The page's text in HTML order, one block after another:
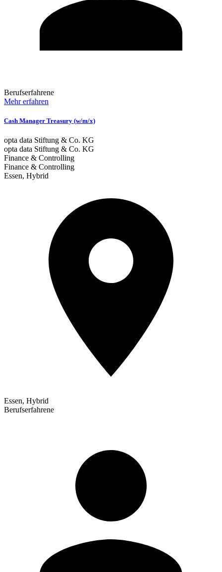
Berufserfahrene
Mehr erfahren
Cash Manager Treasury (w/m/x)
opta data Stiftung & Co. KG
opta data Stiftung & Co. KG
Finance & Controlling
Finance & Controlling
Essen, Hybrid
Essen, Hybrid
Berufserfahrene